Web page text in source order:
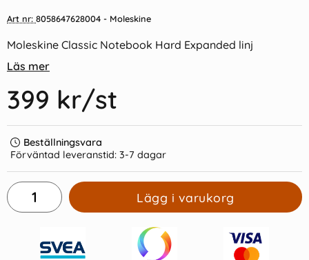
Art nr: 8058647628004 - Moleskine
Moleskine Classic Notebook Hard Expanded linj
Läs mer
399 kr/st
Beställningsvara
Förväntad leveranstid: 3-7 dagar
Lägg i varukorg